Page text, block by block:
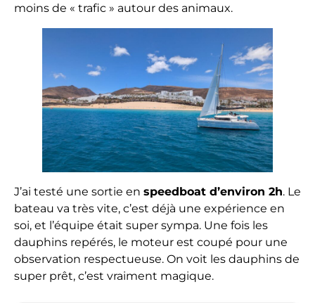
moins de « trafic » autour des animaux.
J’ai testé une sortie en speedboat d’environ 2h. Le
bateau va très vite, c’est déjà une expérience en
soi, et l’équipe était super sympa. Une fois les
dauphins repérés, le moteur est coupé pour une
observation respectueuse. On voit les dauphins de
super prêt, c’est vraiment magique.